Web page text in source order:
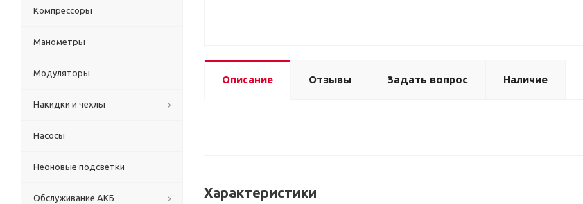
Описание Отзывы Задать вопрос Наличие
Характеристики
Компрессоры
Манометры
Модуляторы
Накидки и чехлы
Насосы
Неоновые подсветки
Обслуживание АКБ